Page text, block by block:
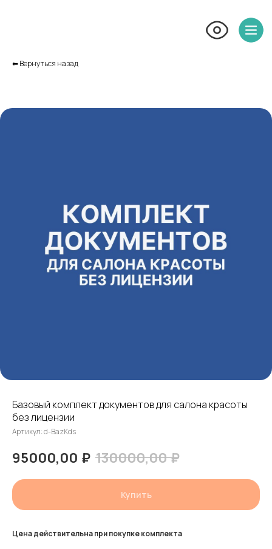
⬅︎ Вернуться назад
Базовый комплект документов для салона красоты
без лицензии
Артикул:d-BazKds
95000,00 ₽ 130000,00 ₽
Купить
Цена действительна при покупке комплекта